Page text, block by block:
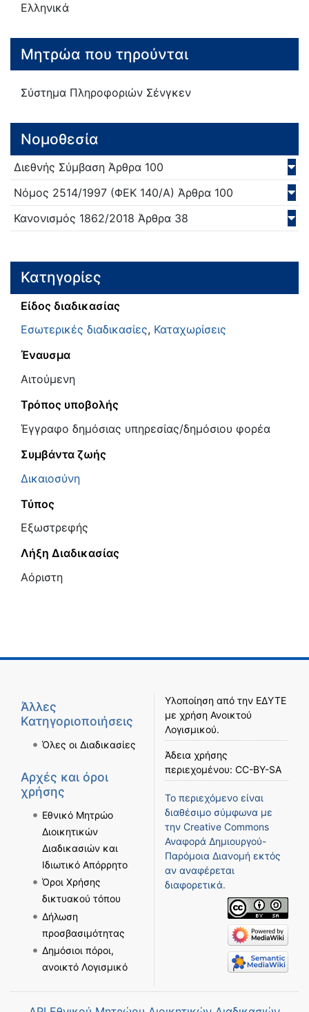
Ελληνικά
Μητρώα που τηρούνται
Σύστημα Πληροφοριών Σένγκεν
Νομοθεσία
Διεθνής Σύμβαση Άρθρα 100
Νόμος 2514/1997 (ΦΕΚ 140/Α) Άρθρα 100
Κανονισμός 1862/2018 Άρθρα 38
Κατηγορίες
Είδος διαδικασίας
Εσωτερικές διαδικασίες, Καταχωρίσεις
Έναυσμα
Αιτούμενη
Τρόπος υποβολής
Έγγραφο δημόσιας υπηρεσίας/δημόσιου φορέα
Συμβάντα ζωής
Δικαιοσύνη
Τύπος
Εξωστρεφής
Λήξη Διαδικασίας
Αόριστη
Άλλες
Κατηγοριοποιήσεις
Όλες οι Διαδικασίες
Αρχές και όροι
χρήσης
Εθνικό Μητρώο
Διοικητικών
Διαδικασιών και
Ιδιωτικό Απόρρητο
Όροι Χρήσης
δικτυακού τόπου
Δήλωση
προσβασιμότητας
Δημόσιοι πόροι,
ανοικτό Λογισμικό
Υλοποίηση από την ΕΔΥΤΕ
με χρήση Ανοικτού
Λογισμικού.
Άδεια χρήσης
περιεχομένου: CC-BY-SA
Το περιεχόμενο είναι
διαθέσιμο σύμφωνα με
την Creative Commons
Αναφορά Δημιουργού-
Παρόμοια Διανομή εκτός
αν αναφέρεται
διαφορετικά.